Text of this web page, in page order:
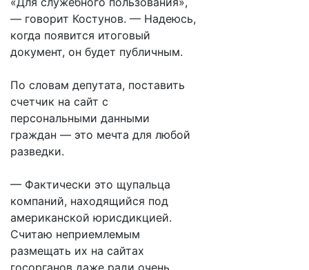
— говорит Костунов. — Надеюсь,
когда появится итоговый
документ, он будет публичным.
По словам депутата, поставить
счетчик на сайт с
персональными данными
граждан — это мечта для любой
разведки.
— Фактически это щупальца
компаний, находящийся под
американской юрисдикцией.
Считаю неприемлемым
размещать их на сайтах
госорганов даже ради очень